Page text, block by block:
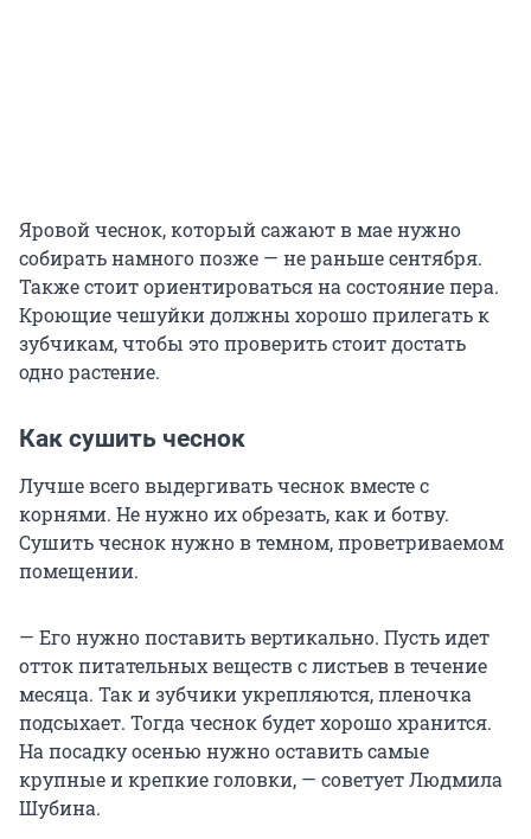
Яровой чеснок, который сажают в мае нужно
собирать намного позже — не раньше сентября.
Также стоит ориентироваться на состояние пера.
Кроющие чешуйки должны хорошо прилегать к
зубчикам, чтобы это проверить стоит достать
одно растение.
Как сушить чеснок
Лучше всего выдергивать чеснок вместе с
корнями. Не нужно их обрезать, как и ботву.
Сушить чеснок нужно в темном, проветриваемом
помещении.
— Его нужно поставить вертикально. Пусть идет
отток питательных веществ с листьев в течение
месяца. Так и зубчики укрепляются, пленочка
подсыхает. Тогда чеснок будет хорошо хранится.
На посадку осенью нужно оставить самые
крупные и крепкие головки, — советует Людмила
Шубина.